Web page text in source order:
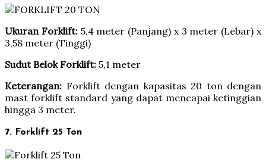
Ukuran Forklift:5,4 meter (Panjang) x 3 meter (Lebar) x
3,58 meter (Tinggi)
Sudut Belok Forklift: 5,1 meter
Keterangan: Forklift dengan kapasitas 20 ton dengan
mast forklift standard yang dapat mencapai ketinggian
hingga 3 meter.
7. Forklift 25 Ton